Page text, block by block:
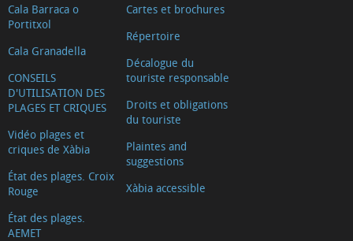
Cala Barraca o
Portitxol
Cala Granadella
CONSEILS
D'UTILISATION DES
PLAGES ET CRIQUES
Vidéo plages et
criques de Xàbia
État des plages. Croix
Rouge
État des plages.
AEMET
Cartes et brochures
Répertoire
Décalogue du
touriste responsable
Droits et obligations
du touriste
Plaintes and
suggestions
Xàbia accessible